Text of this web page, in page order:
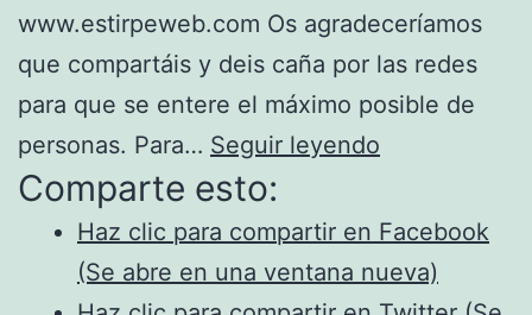
www.estirpeweb.com Os agradeceríamos
que compartáis y deis caña por las redes
para que se entere el máximo posible de
personas. Para… Seguir leyendo
para
nuestra
WEB
Comparte esto:
Haz clic para compartir en Facebook
(Se abre en una ventana nueva)